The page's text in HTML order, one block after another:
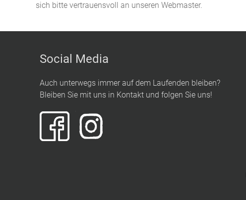
sich bitte vertrauensvoll an unseren Webmaster.
Social Media
Auch unterwegs immer auf dem Laufenden bleiben?
Bleiben Sie mit uns in Kontakt und folgen Sie uns!